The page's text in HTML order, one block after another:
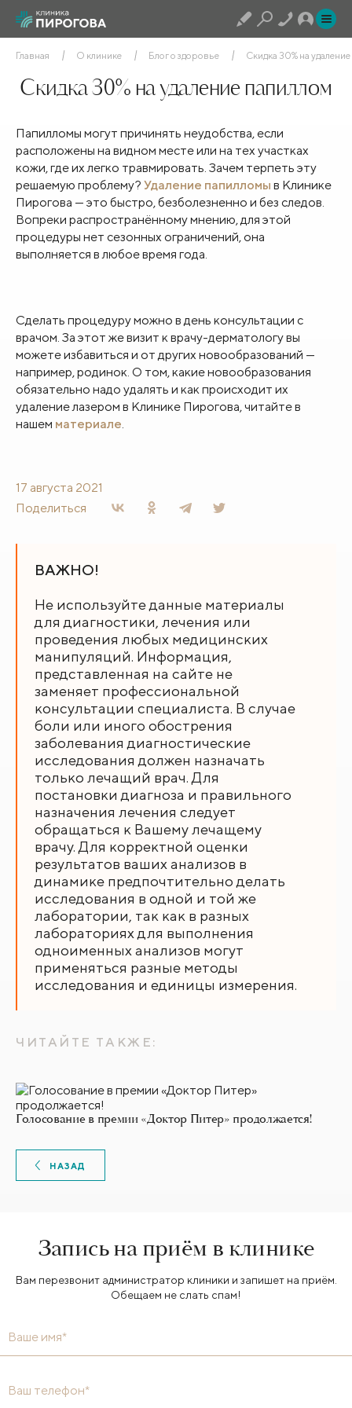
Главная О клинике Блог о здоровье Скидка 30% на
Скидка 30% на удаление папиллом
Папилломы могут причинять неудобства, если
расположены на видном месте или на тех участках
кожи, где их легко травмировать. Зачем терпеть эту
решаемую проблему? Удаление папилломы в Клинике
Пирогова — это быстро, безболезненно и без следов.
Вопреки распространённому мнению, для этой
процедуры нет сезонных ограничений, она
выполняется в любое время года.
Сделать процедуру можно в день консультации с
врачом. За этот же визит к врачу-дерматологу вы
можете избавиться и от других новообразований —
например, родинок. О том, какие новообразования
обязательно надо удалять и как происходит их
удаление лазером в Клинике Пирогова, читайте в
нашем материале.
17 августа 2021
Поделиться
ВАЖНО!
Не используйте данные материалы
для диагностики, лечения или
проведения любых медицинских
манипуляций. Информация,
представленная на сайте не
заменяет профессиональной
консультации специалиста. В случае
боли или иного обострения
заболевания диагностические
исследования должен назначать
только лечащий врач. Для
постановки диагноза и правильного
назначения лечения следует
обращаться к Вашему лечащему
врачу. Для корректной оценки
результатов ваших анализов в
динамике предпочтительно делать
исследования в одной и той же
лаборатории, так как в разных
лабораториях для выполнения
одноименных анализов могут
применяться разные методы
исследования и единицы измерения.
ЧИТАЙТЕ ТАКЖЕ:
Голосование в премии «Доктор Питер» продолжается!
НАЗАД
Запись на приём в клинике
Вам перезвонит администратор клиники и запишет на приём.
Обещаем не слать спам!
Ваше имя*
Ваш телефон*